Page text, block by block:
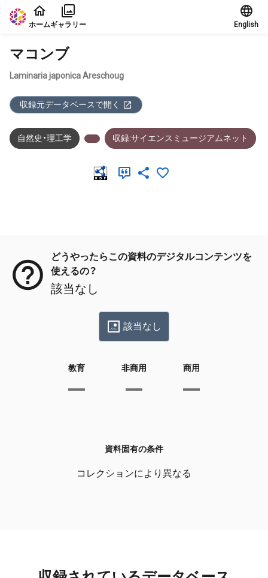
本文に飛ぶ
ホームギャラリー English
マコンブ
Laminaria japonica Areschoug
収録元データベースで開く
自然史・理工学 収録:サイエンスミュージアムネット
どうやったらこの資料のデジタルコンテンツを
使えるの？
該当なし
該当なし
教育 非商用 商用
資料固有の条件
コレクションにより異なる